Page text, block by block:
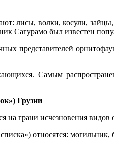
лисы, волки, косули,
Сагурамо был известен
представителей
Самым
Грузии
на грани исчезновения
относятся: